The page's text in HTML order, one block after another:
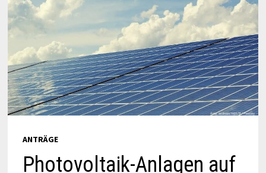
ANTRÄGE
Photovoltaik-Anlagen auf